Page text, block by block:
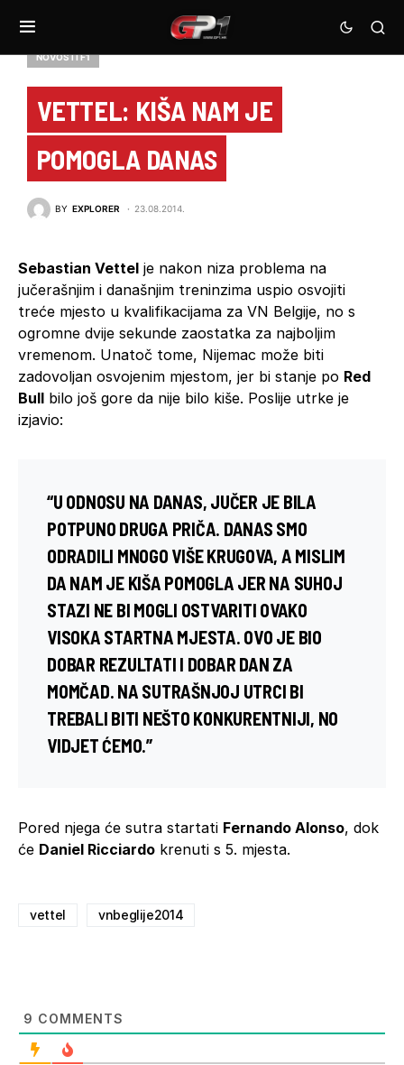
NOVOSTI F1
VETTEL: KIŠA NAM JE
POMOGLA DANAS
BY EXPLORER 23.08.2014.
Sebastian Vettel je nakon niza problema na
jučerašnjim i današnjim treninzima uspio osvojiti
treće mjesto u kvalifikacijama za VN Belgije, no s
ogromne dvije sekunde zaostatka za najboljim
vremenom. Unatoč tome, Nijemac može biti
zadovoljan osvojenim mjestom, jer bi stanje po Red
Bull bilo još gore da nije bilo kiše. Poslije utrke je
izjavio:
“U ODNOSU NA DANAS, JUČER JE BILA
POTPUNO DRUGA PRIČA. DANAS SMO
ODRADILI MNOGO VIŠE KRUGOVA, A MISLIM
DA NAM JE KIŠA POMOGLA JER NA SUHOJ
STAZI NE BI MOGLI OSTVARITI OVAKO
VISOKA STARTNA MJESTA. OVO JE BIO
DOBAR REZULTATI I DOBAR DAN ZA
MOMČAD. NA SUTRAŠNJOJ UTRCI BI
TREBALI BITI NEŠTO KONKURENTNIJI, NO
VIDJET ĆEMO.”
Pored njega će sutra startati Fernando Alonso, dok
će Daniel Ricciardo krenuti s 5. mjesta.
vettel vnbeglije2014
9 COMMENTS